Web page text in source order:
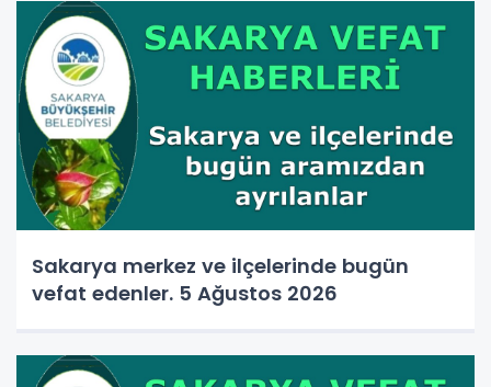
Sakarya merkez ve ilçelerinde bugün
vefat edenler. 5 Ağustos 2026